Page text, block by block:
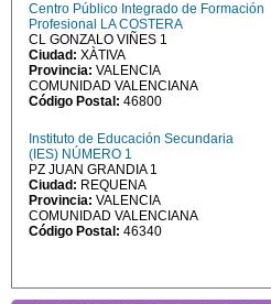
Centro Público Integrado de Formación
Profesional LA COSTERA
CL GONZALO VIÑES 1
Ciudad: XÀTIVA
Provincia: VALENCIA
COMUNIDAD VALENCIANA
Código Postal: 46800
Instituto de Educación Secundaria
(IES) NÚMERO 1
PZ JUAN GRANDIA 1
Ciudad: REQUENA
Provincia: VALENCIA
COMUNIDAD VALENCIANA
Código Postal: 46340